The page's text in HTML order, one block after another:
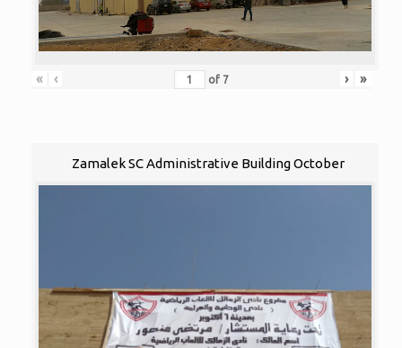
« ‹ of 7 › »
Zamalek SC Administrative Building October